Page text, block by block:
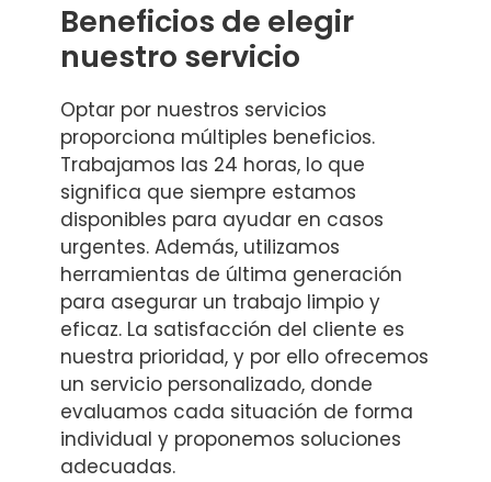
Beneficios de elegir
nuestro servicio
Optar por nuestros servicios
proporciona múltiples beneficios.
Trabajamos las 24 horas, lo que
significa que siempre estamos
disponibles para ayudar en casos
urgentes. Además, utilizamos
herramientas de última generación
para asegurar un trabajo limpio y
eficaz. La satisfacción del cliente es
nuestra prioridad, y por ello ofrecemos
un servicio personalizado, donde
evaluamos cada situación de forma
individual y proponemos soluciones
adecuadas.